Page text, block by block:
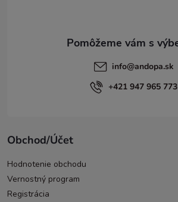
info@andopa.sk
+421 947 965 773
Obchod/Účet
Hodnotenie obchodu
Vernostný program
Registrácia